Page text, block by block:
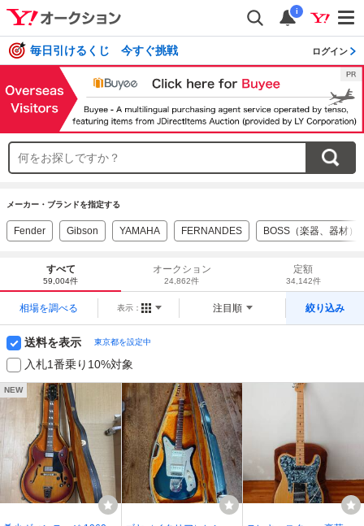
i
毎日引けるくじ 今すぐ挑戦 ログイン
メーカー・ブランドを指定する
Fender Gibson YAMAHA FERNANDES BOSS（楽器、器材）
すべて
59,004件
オークション
24,862件
定額
34,142件
相場を調べる 表示： 注目順 絞り込み
送料を表示 東京都を設定中
入札1番乗り10%対象
NEW